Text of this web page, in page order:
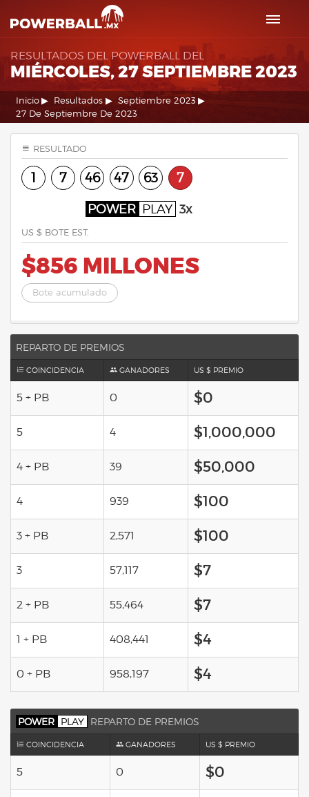
RESULTADOS DEL POWERBALL DEL
MIÉRCOLES, 27 SEPTIEMBRE 2023
Inicio Resultados
Septiembre 2023
27 De Septiembre De 2023
RESULTADO
1 7 46 47 63 7
POWER PLAY 3x
US $ BOTE EST.
$856 MILLONES
Bote acumulado
REPARTO DE PREMIOS
COINCIDENCIA GANADORES US $ PREMIO
5 + PB 0 $0
5 4 $1,000,000
4 + PB 39 $50,000
4 939 $100
3 + PB 2,571 $100
3 57,117 $7
2 + PB 55,464 $7
1 + PB 408,441 $4
0 + PB 958,197 $4
POWER PLAY REPARTO DE PREMIOS
COINCIDENCIA GANADORES US $ PREMIO
5 0 $0